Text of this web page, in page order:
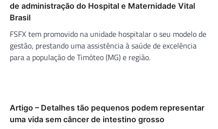
de administração do Hospital e Maternidade Vital
Brasil
FSFX tem promovido na unidade hospitalar o seu modelo de
gestão, prestando uma assistência à saúde de excelência
para a população de Timóteo (MG) e região.
Artigo – Detalhes tão pequenos podem representar
uma vida sem câncer de intestino grosso